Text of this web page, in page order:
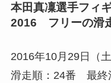
本田真凜選手フィ
2016 フリーの滑
2016年10月29日（土
滑走順：24番 最終